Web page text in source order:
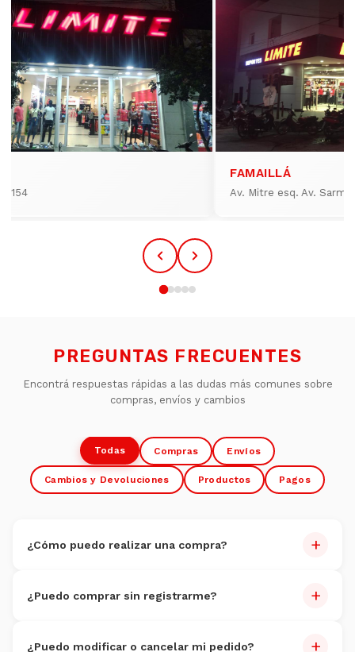
154
FAMAILLÁ
Av. Mitre esq. Av.
PREGUNTAS FRECUENTES
Encontrá respuestas rápidas a las dudas más comunes sobre
compras, envíos y cambios
Todas Compras Envíos
Cambios y Devoluciones Productos Pagos
¿Cómo puedo realizar una compra? +
Navegate por nuestro catálogo y seleccioná los
¿Puedo comprar sin registrarme? +
¿Puedo modificar o cancelar mi pedido? +